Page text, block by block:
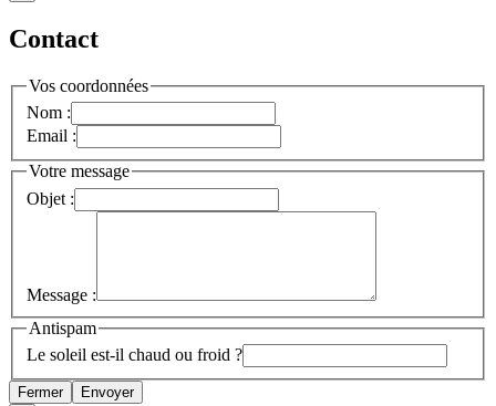
Contact
Vos coordonnées
Nom :
Email :
Votre message
Objet :
Message :
Antispam
Le soleil est-il chaud ou froid ?
Fermer
Envoyer